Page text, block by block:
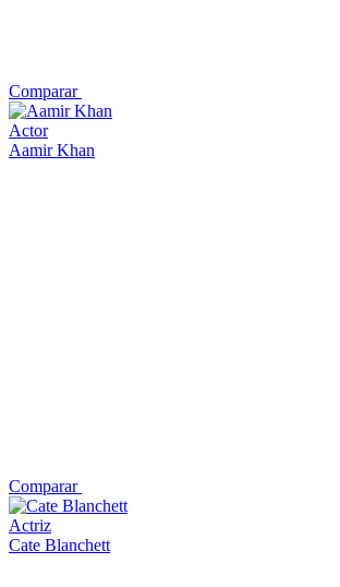
Comparar
Actor
Aamir Khan
Comparar
Actriz
Cate Blanchett